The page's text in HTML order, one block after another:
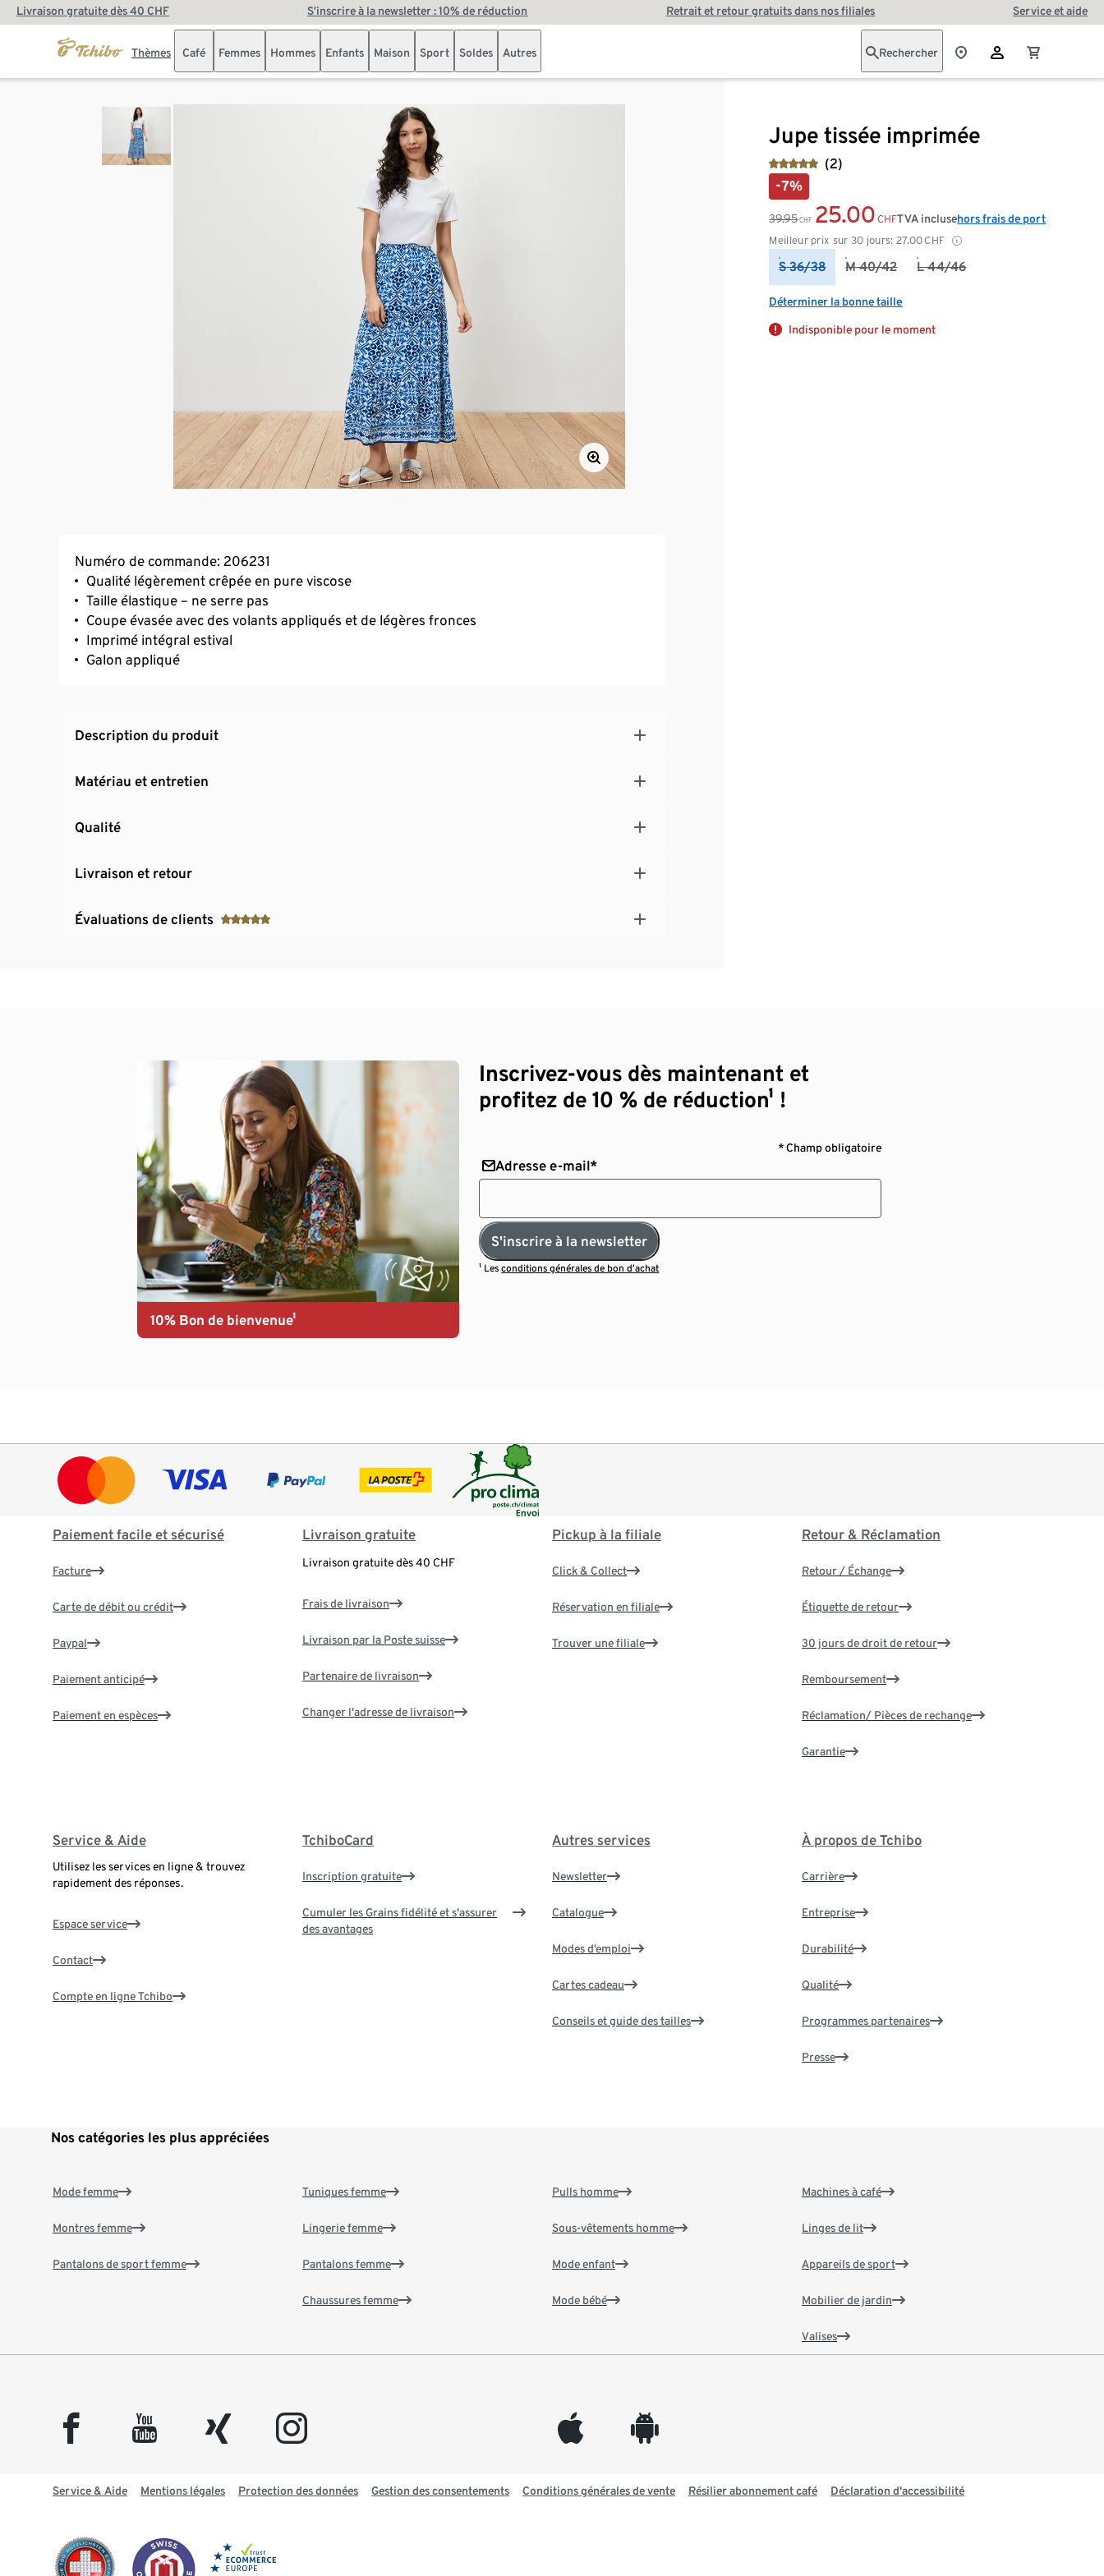
Livraison gratuite dès 40 CHF S’inscrire à la newsletter : 10% de réduction Retrait et retour gratuits dans nos filiales Service et aide
Thèmes Café Femmes Hommes Enfants Maison Sport Soldes Autres Rechercher
Jupe tissée imprimée
(2)
-7%
39.95 CHF 25.00 CHF
Meilleur prix sur 30 jours: 27.00CHF
TVA inclusehors frais de port
S 36/38 M 40/42 L 44/46
Déterminer la bonne taille
Indisponible pour le moment
Numéro de commande: 206231
Qualité légèrement crêpée en pure viscose
Taille élastique – ne serre pas
Coupe évasée avec des volants appliqués et de légères fronces
Imprimé intégral estival
Galon appliqué
Description du produit
Matériau et entretien
Qualité
Livraison et retour
Évaluations de clients
10% Bon de bienvenue¹
Inscrivez-vous dès maintenant et
profitez de 10 % de réduction¹ !
* Champ obligatoire
Adresse e-mail*
S'inscrire à la newsletter
¹ Lesconditions générales de bon d’achat
Paiement facile et sécurisé
Facture
Carte de débit ou crédit
Paypal
Paiement anticipé
Paiement en espèces
Livraison gratuite
Livraison gratuite dès 40 CHF
Frais de livraison
Livraison par la Poste suisse
Partenaire de livraison
Changer l'adresse de livraison
Pickup à la filiale
Click & Collect
Réservation en filiale
Trouver une filiale
Retour & Réclamation
Retour / Échange
Étiquette de retour
30 jours de droit de retour
Remboursement
Réclamation/ Pièces de rechange
Garantie
Service & Aide
Utilisez les services en ligne & trouvez
rapidement des réponses.
Espace service
Contact
Compte en ligne Tchibo
TchiboCard
Inscription gratuite
Cumuler les Grains fidélité et s'assurer
des avantages
Autres services
Newsletter
Catalogue
Modes d’emploi
Cartes cadeau
Conseils et guide des tailles
À propos de Tchibo
Carrière
Entreprise
Durabilité
Qualité
Programmes partenaires
Presse
Nos catégories les plus appréciées
Mode femme
Montres femme
Pantalons de sport femme
Tuniques femme
Lingerie femme
Pantalons femme
Chaussures femme
Pulls homme
Sous-vêtements homme
Mode enfant
Mode bébé
Machines à café
Linges de lit
Appareils de sport
Mobilier de jardin
Valises
facebook youtube xing instagram appleinc android
Service & Aide Mentions légales Protection des données Gestion des consentements Conditions générales de vente Résilier abonnement café Déclaration d'accessibilité